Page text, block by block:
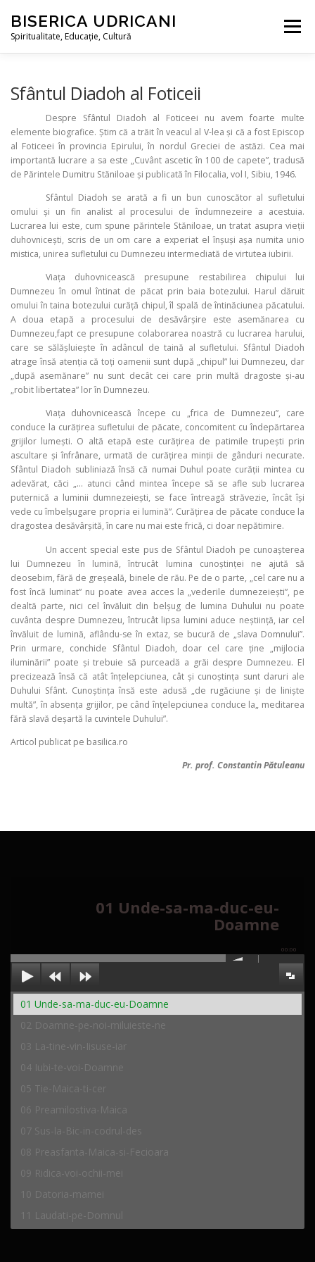
conținut
BISERICA UDRICANI
Spiritualitate, Educaţie, Cultură
Meniu
MONUMENT ISTORIC PROIECTUL UDRICANI
Sfântul Diadoh al Foticeii
Despre Sfântul Diadoh al Foticeei nu avem foarte multe
elemente biografice. Știm că a trăit în veacul al V-lea și că a fost Episcop
al Foticeei în provincia Epirului, în nordul Greciei de astăzi. Cea mai
importantă lucrare a sa este „Cuvânt ascetic în 100 de capete”, tradusă
de Părintele Dumitru Stăniloae și publicată în Filocalia, vol I, Sibiu, 1946.
Sfântul Diadoh se arată a fi un bun cunoscător al sufletului
omului și un fin analist al procesului de îndumnezeire a acestuia.
Lucrarea lui este, cum spune părintele Stăniloae, un tratat asupra vieții
duhovnicești, scris de un om care a experiat el înșuși așa numita unio
mistica, unirea sufletului cu Dumnezeu intermediată de virtutea iubirii.
Viața duhovnicească presupune restabilirea chipului lui
Dumnezeu în omul întinat de păcat prin baia botezului. Harul dăruit
omului în taina botezului curăță chipul, îl spală de întinăciunea păcatului.
A doua etapă a procesului de desăvârșire este asemănarea cu
Dumnezeu,fapt ce presupune colaborarea noastră cu lucrarea harului,
care se sălășluiește în adâncul de taină al sufletului. Sfântul Diadoh
atrage însă atenția că toți oamenii sunt după „chipul” lui Dumnezeu, dar
„după asemănare” nu sunt decât cei care prin multă dragoste și-au
„robit libertatea” lor în Dumnezeu.
Viața duhovnicească începe cu „frica de Dumnezeu”, care
conduce la curățirea sufletului de păcate, concomitent cu îndepărtarea
grijilor lumești. O altă etapă este curățirea de patimile trupești prin
ascultare și înfrânare, urmată de curățirea minții de gânduri necurate.
Sfântul Diadoh subliniază însă că numai Duhul poate curății mintea cu
adevărat, căci „… atunci când mintea începe să se afle sub lucrarea
puternică a luminii dumnezeiești, se face întreagă străvezie, încât își
vede cu îmbelșugare propria ei lumină”. Curățirea de păcate conduce la
dragostea desăvârșită, în care nu mai este frică, ci doar nepătimire.
Un accent special este pus de Sfântul Diadoh pe cunoașterea
lui Dumnezeu în lumină, întrucât lumina cunoștinței ne ajută să
deosebim, fără de greșeală, binele de rău. Pe de o parte, „cel care nu a
fost încă luminat” nu poate avea acces la „vederile dumnezeiești”, pe
dealtă parte, nici cel învăluit din belșug de lumina Duhului nu poate
cuvânta despre Dumnezeu, întrucât lipsa lumini aduce neștiință, iar cel
învăluit de lumină, aflându-se în extaz, se bucură de „slava Domnului”.
Prin urmare, conchide Sfântul Diadoh, doar cel care ține „mijlocia
iluminării” poate și trebuie să purceadă a grăi despre Dumnezeu. El
precizează însă că atât înțelepciunea, cât și cunoștința sunt daruri ale
Duhului Sfânt. Cunoștința însă este adusă „de rugăciune și de liniște
multă”, în absența grijilor, pe când înțelepciunea conduce la„ meditarea
fără slavă deșartă la cuvintele Duhului”.
Articol publicat pe basilica.ro
Pr. prof. Constantin Pătuleanu
01 Unde-sa-ma-duc-eu-
Doamne
00:00
01 Unde-sa-ma-duc-eu-Doamne
02 Doamne-pe-noi-miluieste-ne
03 La-tine-vin-Iisuse-iar
04 Iubi-te-voi-Doamne
05 Tie-Maica-ti-cer
06 Preamilostiva-Maica
07 Sus-la-Bic-in-codrul-des
08 Preasfanta-Maica-si-Fecioara
09 Ridica-voi-ochii-mei
10 Datoria-mamei
11 Laudati-pe-Domnul